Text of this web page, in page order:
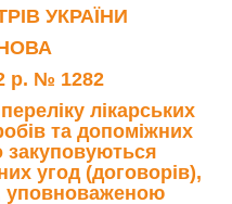
УКРАЇНИ
р. № 1282
лікарських
та допоміжних
закуповуються
угод (договорів),
уповноваженою